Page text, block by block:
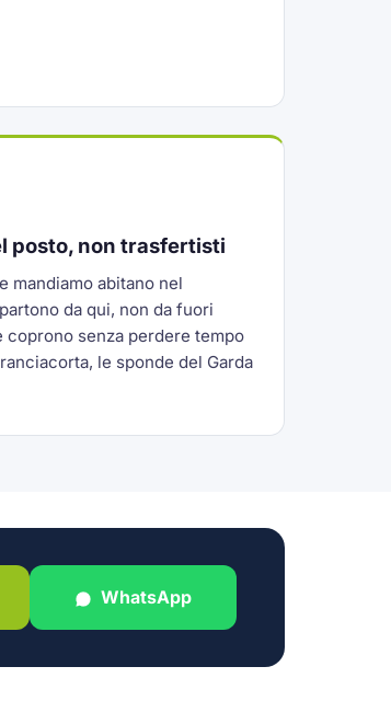
posto, non trasfertisti
mandiamo abitano nel
da qui, non da fuori
coprono senza perdere tempo
le sponde del Garda
WhatsApp